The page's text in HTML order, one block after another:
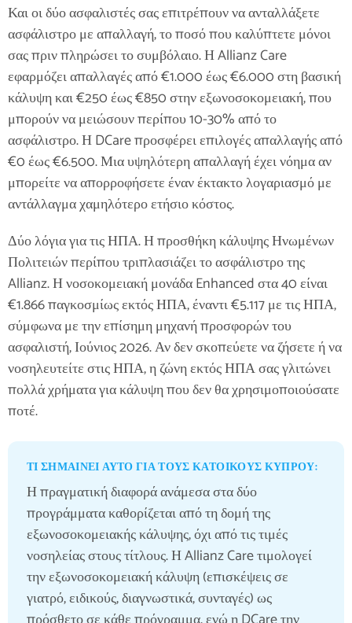
Και οι δύο ασφαλιστές σας επιτρέπουν να ανταλλάξετε
ασφάλιστρο με απαλλαγή, το ποσό που καλύπτετε μόνοι
σας πριν πληρώσει το συμβόλαιο. Η Allianz Care
εφαρμόζει απαλλαγές από €1.000 έως €6.000 στη βασική
κάλυψη και €250 έως €850 στην εξωνοσοκομειακή, που
μπορούν να μειώσουν περίπου 10-30% από το
ασφάλιστρο. Η DCare προσφέρει επιλογές απαλλαγής από
€0 έως €6.500. Μια υψηλότερη απαλλαγή έχει νόημα αν
μπορείτε να απορροφήσετε έναν έκτακτο λογαριασμό με
αντάλλαγμα χαμηλότερο ετήσιο κόστος.
Δύο λόγια για τις ΗΠΑ. Η προσθήκη κάλυψης Ηνωμένων
Πολιτειών περίπου τριπλασιάζει το ασφάλιστρο της
Allianz. Η νοσοκομειακή μονάδα Enhanced στα 40 είναι
€1.866 παγκοσμίως εκτός ΗΠΑ, έναντι €5.117 με τις ΗΠΑ,
σύμφωνα με την επίσημη μηχανή προσφορών του
ασφαλιστή, Ιούνιος 2026. Αν δεν σκοπεύετε να ζήσετε ή να
νοσηλευτείτε στις ΗΠΑ, η ζώνη εκτός ΗΠΑ σας γλιτώνει
πολλά χρήματα για κάλυψη που δεν θα χρησιμοποιούσατε
ποτέ.
ΤΙ ΣΗΜΑΊΝΕΙ ΑΥΤΌ ΓΙΑ ΤΟΥΣ ΚΑΤΟΊΚΟΥΣ ΚΎΠΡΟΥ:
Η πραγματική διαφορά ανάμεσα στα δύο
προγράμματα καθορίζεται από τη δομή της
εξωνοσοκομειακής κάλυψης, όχι από τις τιμές
νοσηλείας στους τίτλους. Η Allianz Care τιμολογεί
την εξωνοσοκομειακή κάλυψη (επισκέψεις σε
γιατρό, ειδικούς, διαγνωστικά, συνταγές) ως